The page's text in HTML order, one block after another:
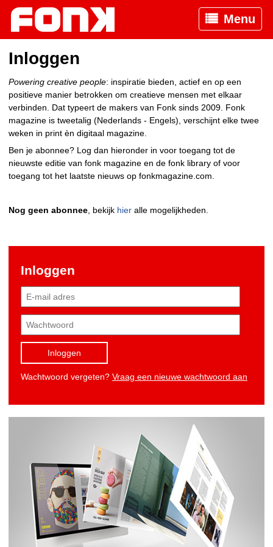
Menu
Inloggen
Powering creative people: inspiratie bieden, actief en op een
positieve manier betrokken om creatieve mensen met elkaar
verbinden. Dat typeert de makers van Fonk sinds 2009. Fonk
magazine is tweetalig (Nederlands - Engels), verschijnt elke twee
weken in print èn digitaal magazine.
Ben je abonnee? Log dan hieronder in voor toegang tot de
nieuwste editie van fonk magazine en de fonk library of voor
toegang tot het laatste nieuws op fonkmagazine.com.
Nog geen abonnee , bekijk hier alle mogelijkheden.
Inloggen
Inloggen
Wachtwoord vergeten? Vraag een nieuwe wachtwoord aan